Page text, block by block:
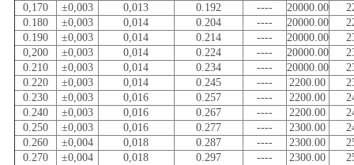
0,170
±0,003 0,013 0.192 ---- 20000.00
0.180
±0,003 0,014 0.204 ---- 20000.00
0.190
±0,003 0,014 0.214 ---- 20000.00
0,200
±0,003 0,014 0.224 ---- 20000.00
0.210
±0,003 0,014 0.234 ---- 20000.00
0.220
±0,003 0,014 0.245 ---- 2200.00
0.230
±0,003 0,016 0.257 ---- 2200.00
0.240
±0,003 0,016 0.267 ---- 2200.00
0.250
±0,003 0,016 0.277 ---- 2300.00
0.260
±0,004 0,018 0.287 ---- 2300.00
0.270
±0,004 0,018 0.297 ---- 2300.00